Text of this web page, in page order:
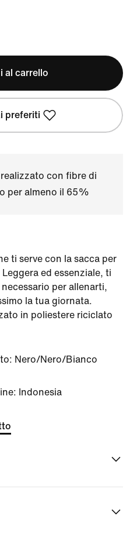
al carrello
preferiti
con fibre di
per almeno il 65%
ti serve con la sacca per
ed essenziale, ti
per allenarti,
la tua giornata.
in poliestere riciclato
Nero/Nero/Bianco
Indonesia